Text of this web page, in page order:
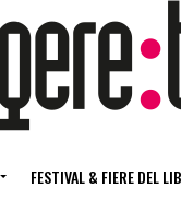
FESTIVAL & FIERE DEL